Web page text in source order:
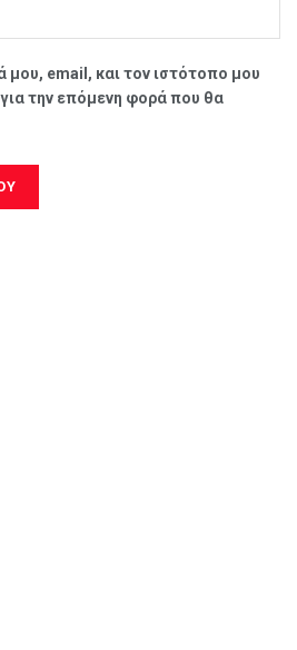
email, και τον ιστότοπο μου
την επόμενη φορά που θα